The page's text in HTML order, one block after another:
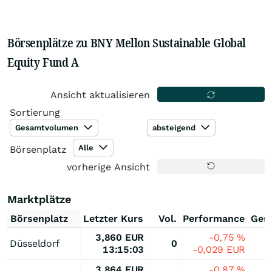
Börsenplätze zu BNY Mellon Sustainable Global
Equity Fund A
Ansicht aktualisieren
Sortierung
Gesamtvolumen absteigend
Börsenplatz Alle
vorherige Ansicht
Marktplätze
Börsenplatz Letzter Kurs Vol. Performance
Düsseldorf
3,860 EUR
13:15:03
0
-0,75%
-0,029 EUR